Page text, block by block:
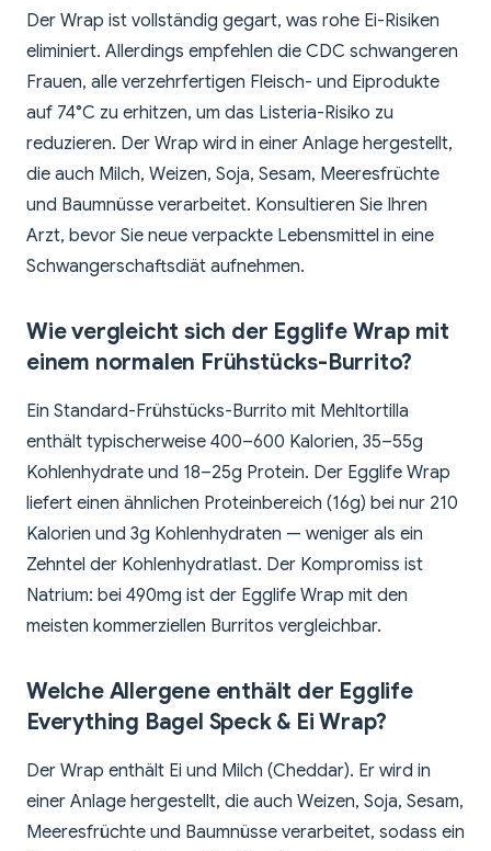
Der Wrap ist vollständig gegart, was rohe Ei-Risiken
eliminiert. Allerdings empfehlen die CDC schwangeren
Frauen, alle verzehrfertigen Fleisch- und Eiprodukte
auf 74°C zu erhitzen, um das Listeria-Risiko zu
reduzieren. Der Wrap wird in einer Anlage hergestellt,
die auch Milch, Weizen, Soja, Sesam, Meeresfrüchte
und Baumnüsse verarbeitet. Konsultieren Sie Ihren
Arzt, bevor Sie neue verpackte Lebensmittel in eine
Schwangerschaftsdiät aufnehmen.
Wie vergleicht sich der Egglife Wrap mit
einem normalen Frühstücks-Burrito?
Ein Standard-Frühstücks-Burrito mit Mehltortilla
enthält typischerweise 400–600 Kalorien, 35–55g
Kohlenhydrate und 18–25g Protein. Der Egglife Wrap
liefert einen ähnlichen Proteinbereich (16g) bei nur 210
Kalorien und 3g Kohlenhydraten — weniger als ein
Zehntel der Kohlenhydratlast. Der Kompromiss ist
Natrium: bei 490mg ist der Egglife Wrap mit den
meisten kommerziellen Burritos vergleichbar.
Welche Allergene enthält der Egglife
Everything Bagel Speck & Ei Wrap?
Der Wrap enthält Ei und Milch (Cheddar). Er wird in
einer Anlage hergestellt, die auch Weizen, Soja, Sesam,
Meeresfrüchte und Baumnüsse verarbeitet, sodass ein